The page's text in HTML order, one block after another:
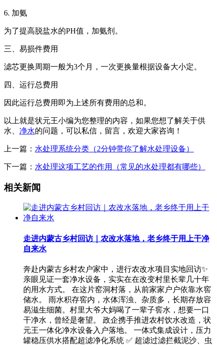
6. 加氨
为了提高脱盐水的PH值，加氨剂。
三、易损件费用
滤芯更换周期一般为3个月，一次更换量根据设备大小定。
四、运行总费用
因此运行总费用即为上述所有费用的总和。
以上就是状元王小编为您整理的内容，如果您想了解关于供
水、 净水的问题，可以私信，留言，欢迎大家咨询！
上一篇： 水处理系统分类（2分钟带你了解水处理设备）
下一篇： 水处理这项工艺的作用（常见的水处理都有哪些）
相关新闻
走进内蒙古乡村回访｜农改水落地，老乡终于用上干净
自来水
奔赴内蒙古乡村农户家中，进行农改水项目实地回访✨
亲眼见证一套净水设备，实实在在改变村里长辈几十年
的用水方式。 在这片窑洞村落，从前家家户户依靠水窖
储水。 雨水积存窖内，水体浑浊、杂质多，长期存放容
易滋生细菌。村里大爷大妈喝了一辈子窖水，想要一口
干净水，曾经是奢望。 政企携手推进农村饮水改造，状
元王一体化净水设备入户落地。 一体式集成设计，压力
罐稳压供水搭配超滤净化系统 ✅ 超滤过滤拦截泥沙、虫